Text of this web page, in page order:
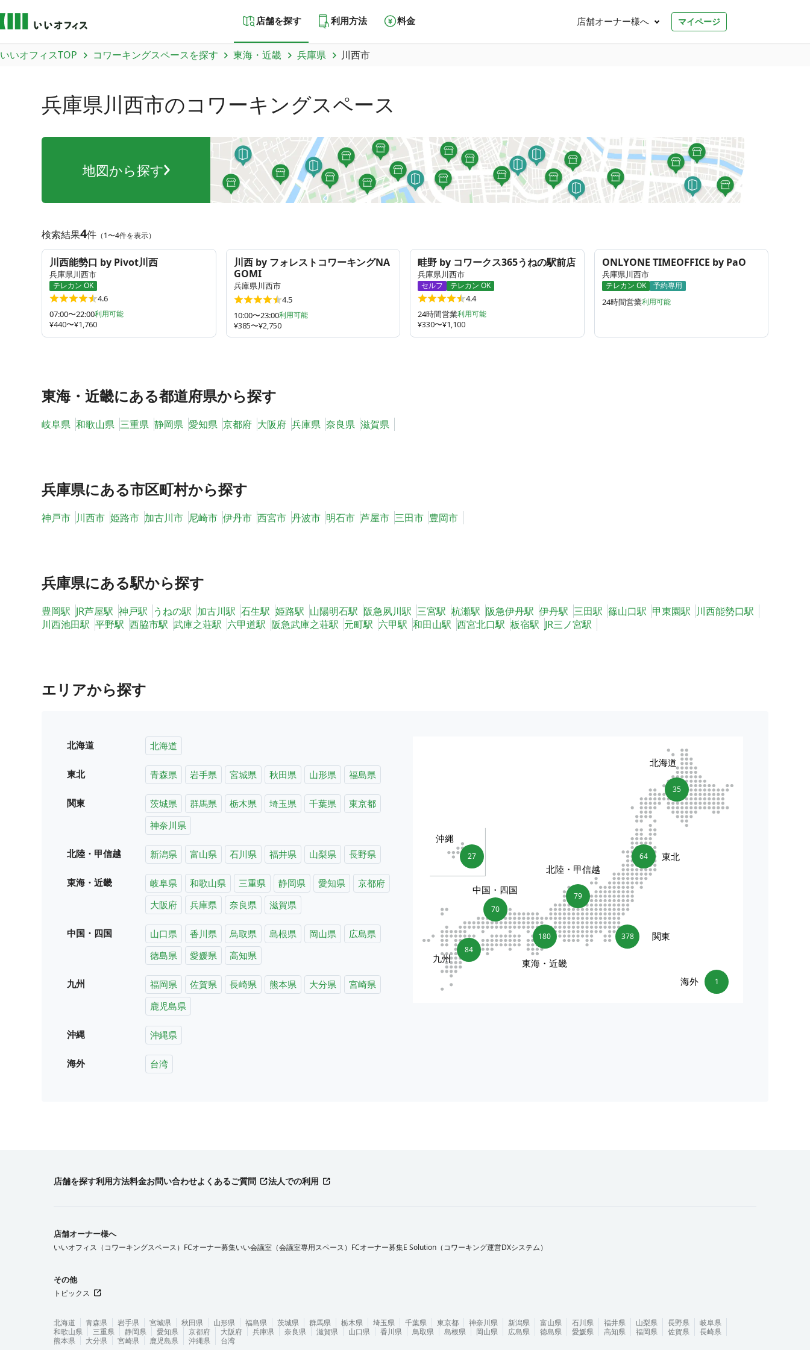
店舗を探す 利用方法 料金 店舗オーナー様へ マイページ
いいオフィスTOP コワーキングスペースを探す 東海・近畿 兵庫県 川西市
兵庫県川西市のコワーキングスペース
地図から探す
検索結果4件 （1〜4件を表示）
川西能勢口 by Pivot川西
兵庫県川西市
テレカン OK
4.6
07:00〜22:00利用可能
¥440〜¥1,760
川西 by フォレストコワーキングNA
GOMI
兵庫県川西市
4.5
10:00〜23:00利用可能
¥385〜¥2,750
畦野 by コワークス365うねの駅前店
兵庫県川西市
セルフ テレカン OK
4.4
24時間営業利用可能
¥330〜¥1,100
ONLYONE TIMEOFFICE by PaO
兵庫県川西市
テレカン OK 予約専用
24時間営業利用可能
東海・近畿にある都道府県から探す
岐阜県 和歌山県 三重県 静岡県 愛知県 京都府 大阪府 兵庫県 奈良県 滋賀県
兵庫県にある市区町村から探す
神戸市 川西市 姫路市 加古川市 尼崎市 伊丹市 西宮市 丹波市 明石市 芦屋市 三田市 豊岡市
兵庫県にある駅から探す
豊岡駅 JR芦屋駅 神戸駅 うねの駅 加古川駅 石生駅 姫路駅 山陽明石駅 阪急夙川駅 三宮駅 杭瀬駅 阪急伊丹駅 伊丹駅 三田駅 篠山口駅 甲東園駅 川西能勢口駅
川西池田駅 平野駅 西脇市駅 武庫之荘駅 六甲道駅 阪急武庫之荘駅 元町駅 六甲駅 和田山駅 西宮北口駅 板宿駅 JR三ノ宮駅
エリアから探す
北海道 北海道
東北 青森県 岩手県 宮城県 秋田県 山形県 福島県
関東 茨城県 群馬県 栃木県 埼玉県 千葉県
東京都
神奈川県
北陸・甲信越 新潟県 富山県 石川県 福井県 山梨県 長野県
東海・近畿 岐阜県 和歌山県 三重県 静岡県 愛知県
京都府
大阪府
兵庫県 奈良県 滋賀県
中国・四国 山口県 香川県 鳥取県 島根県 岡山県
広島県
徳島県
愛媛県 高知県
九州 福岡県 佐賀県 長崎県 熊本県 大分県
宮崎県
鹿児島県
沖縄 沖縄県
海外 台湾
35
北海道
64 東北
378 関東
79
北陸・甲信越
180
東海・近畿
70
中国・四国
84
九州
27
沖縄
1
海外
店舗を探す利用方法料金お問い合わせよくあるご質問 法人での利用
店舗オーナー様へ
いいオフィス（コワーキングスペース）FCオーナー募集いい会議室（会議室専用スペース）FCオーナー募集E Solution（コワーキング運営DXシステム）
その他
トピックス
北海道 青森県 岩手県 宮城県 秋田県 山形県 福島県 茨城県 群馬県 栃木県 埼玉県 千葉県 東京都 神奈川県 新潟県 富山県 石川県 福井県 山梨県 長野県
岐阜県
和歌山県
三重県 静岡県 愛知県 京都府 大阪府 兵庫県 奈良県 滋賀県 山口県 香川県 鳥取県 島根県 岡山県 広島県 徳島県 愛媛県 高知県 福岡県 佐賀県
長崎県
熊本県
大分県 宮崎県 鹿児島県 沖縄県 台湾